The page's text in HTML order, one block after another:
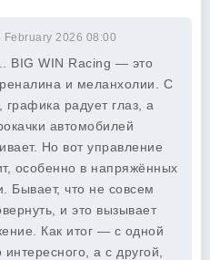
February 2026 08:00
BIG WIN Racing — это
и меланхолии. С
радует глаз, а
автомобилей
Но вот управление
особенно в напряжённых
Бывает, что не совсем
и это вызывает
Как итог — с одной
а с другой,